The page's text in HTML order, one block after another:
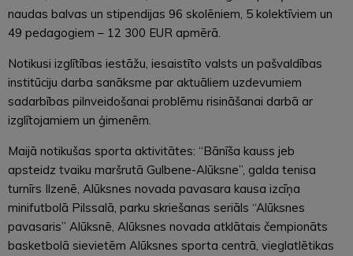
naudas balvas un stipendijas 96 skolēniem, 5 kolektīviem un
49 pedagogiem – 12 300 EUR apmērā.
Notikusi izglītības iestāžu, iesaistīto valsts un pašvaldības
institūciju darba sanāksme par aktuāliem uzdevumiem
sadarbības pilnveidošanai problēmu risināšanai darbā ar
izglītojamiem un ģimenēm.
Maijā notikušas sporta aktivitātes: “Bānīša kauss jeb
apsteidz tvaiku maršrutā Gulbene-Alūksne”, galda tenisa
turnīrs Ilzenē, Alūksnes novada pavasara kausa izcīņa
minifutbolā Pilssalā, parku skriešanas seriāls “Alūksnes
pavasaris” Alūksnē, Alūksnes novada atklātais čempionāts
basketbolā sievietēm Alūksnes sporta centrā, vieglatlētikas